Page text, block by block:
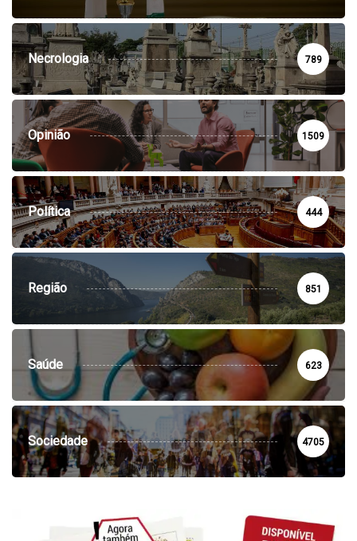
Necrologia 789
Opinião 1509
Política 444
Região 851
Saúde 623
Sociedade 4705